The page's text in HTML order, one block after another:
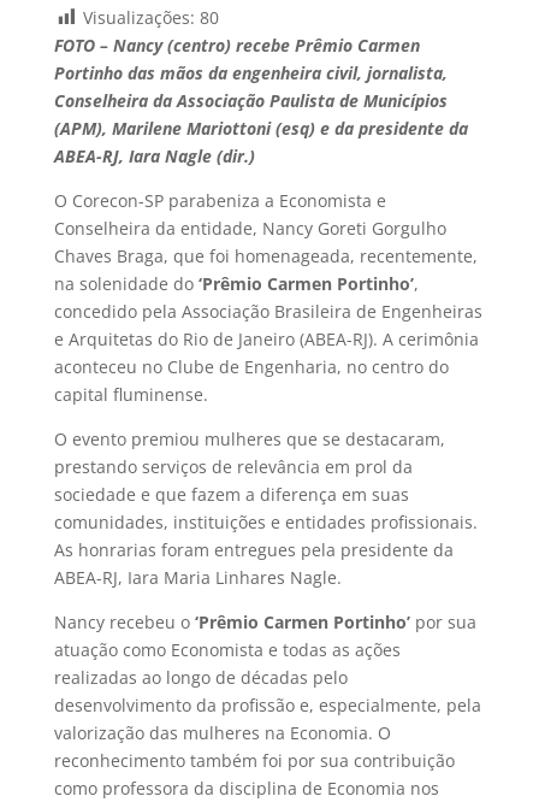
Visualizações: 80
FOTO – Nancy (centro) recebe Prêmio Carmen
Portinho das mãos da engenheira civil, jornalista,
Conselheira da Associação Paulista de Municípios
(APM), Marilene Mariottoni (esq) e da presidente da
ABEA-RJ, Iara Nagle (dir.)
O Corecon-SP parabeniza a Economista e
Conselheira da entidade, Nancy Goreti Gorgulho
Chaves Braga, que foi homenageada, recentemente,
na solenidade do ‘Prêmio Carmen Portinho’,
concedido pela Associação Brasileira de Engenheiras
e Arquitetas do Rio de Janeiro (ABEA-RJ). A cerimônia
aconteceu no Clube de Engenharia, no centro do
capital fluminense.
O evento premiou mulheres que se destacaram,
prestando serviços de relevância em prol da
sociedade e que fazem a diferença em suas
comunidades, instituições e entidades profissionais.
As honrarias foram entregues pela presidente da
ABEA-RJ, Iara Maria Linhares Nagle.
Nancy recebeu o ‘Prêmio Carmen Portinho’por sua
atuação como Economista e todas as ações
realizadas ao longo de décadas pelo
desenvolvimento da profissão e, especialmente, pela
valorização das mulheres na Economia. O
reconhecimento também foi por sua contribuição
como professora da disciplina de Economia nos